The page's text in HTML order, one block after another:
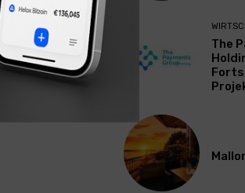
The